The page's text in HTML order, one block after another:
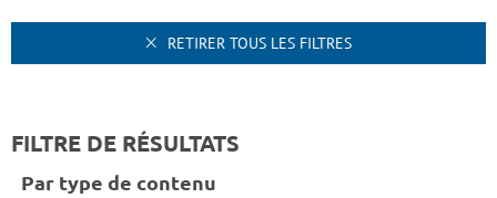
RETIRER TOUS LES FILTRES
FILTRE DE RÉSULTATS
Par type de contenu